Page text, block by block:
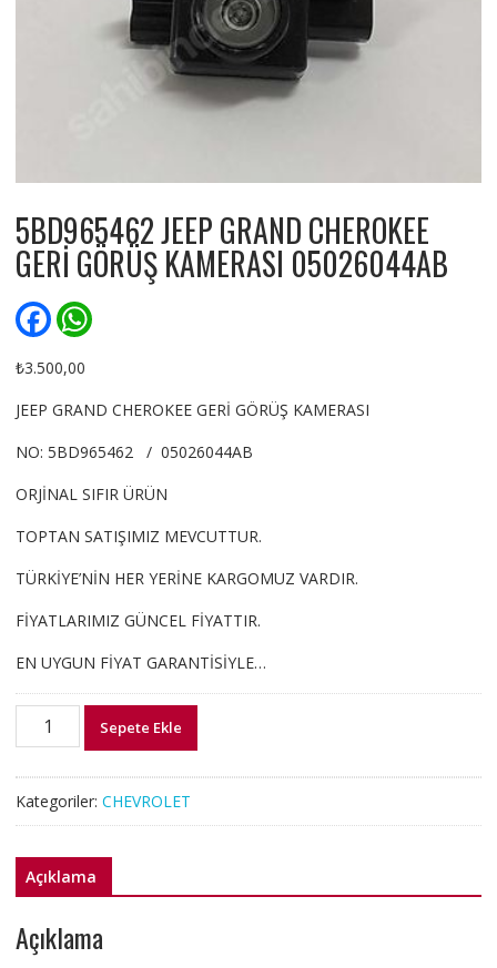
5BD965462 JEEP GRAND CHEROKEE
GERİ GÖRÜŞ KAMERASI 05026044AB
F
a
e
o
W
h
p
₺3.500,00
JEEP GRAND CHEROKEE GERİ GÖRÜŞ KAMERASI
NO: 5BD965462 / 05026044AB
ORJİNAL SIFIR ÜRÜN
TOPTAN SATIŞIMIZ MEVCUTTUR.
TÜRKİYE’NİN HER YERİNE KARGOMUZ VARDIR.
FİYATLARIMIZ GÜNCEL FİYATTIR.
EN UYGUN FİYAT GARANTİSİYLE…
5BD965462
GERİ
KAMERASI
05026044AB
Sepete Ekle
Kategoriler: CHEVROLET
Açıklama
Açıklama